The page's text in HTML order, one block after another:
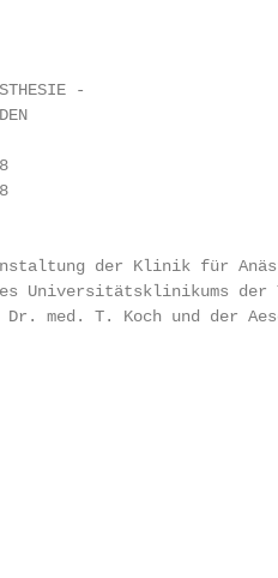
-
der Klinik für
Universitätsklinikums der
med. T. Koch und der